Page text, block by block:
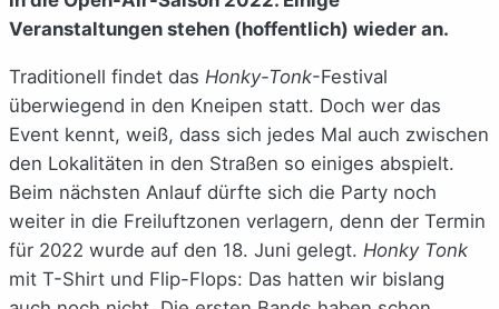
Veranstaltungen stehen (hoffentlich) wieder an.
Traditionell findet das Honky-Tonk-Festival
überwiegend in den Kneipen statt. Doch wer das
Event kennt, weiß, dass sich jedes Mal auch zwischen
den Lokalitäten in den Straßen so einiges abspielt.
Beim nächsten Anlauf dürfte sich die Party noch
weiter in die Freiluftzonen verlagern, denn der Termin
für 2022 wurde auf den 18. Juni gelegt. Honky Tonk
mit T-Shirt und Flip-Flops: Das hatten wir bislang